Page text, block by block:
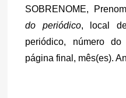
SOBRENOME,
do periódico, local
periódico, número
página final, mês(es).